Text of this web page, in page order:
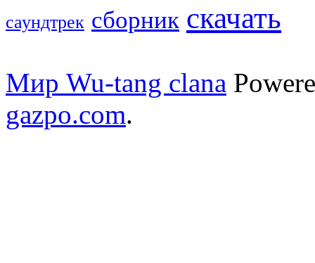
саундтрек сборник скачать
Мир Wu-tang clana
gazpo.com.